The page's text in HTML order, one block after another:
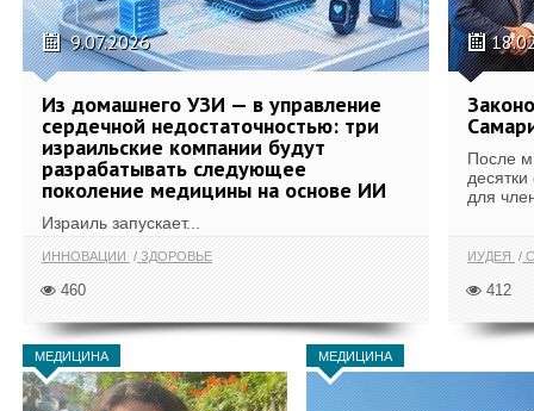
9.07.2026
Из домашнего УЗИ — в управление
сердечной недостаточностью: три
израильские компании будут
разрабатывать следующее
поколение медицины на основе ИИ
Израиль запускает...
ИННОВАЦИИ ЗДОРОВЬЕ
460
После
для
ИУДЕЯ
412
МЕДИЦИНА МЕДИЦИНА